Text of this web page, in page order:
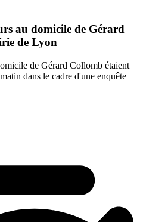
au domicile de Gérard
de Lyon
de Gérard Collomb étaient
dans le cadre d'une enquête